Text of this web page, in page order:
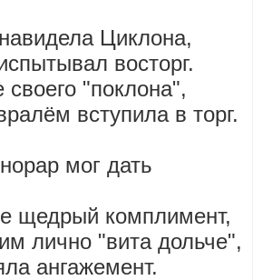
Циклона,
восторг.
"поклона",
вступила в торг.
мог дать
щедрый комплимент,
лично "вита дольче",
ангажемент.